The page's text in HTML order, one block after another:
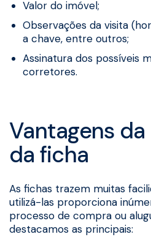
Valor do imóvel;
Observações da visita
a chave, entre outros;
Assinatura dos possíveis
corretores.
Vantagens
da ficha
As fichas trazem muitas
utilizá-las proporciona
processo de compra ou
destacamos as principais: